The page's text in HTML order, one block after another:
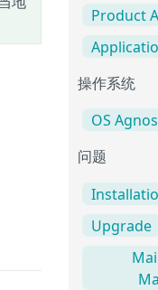
Product
操作系统
OS
问题
Upgrade